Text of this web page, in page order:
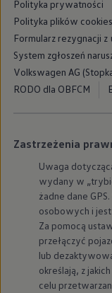
Polityka prywatności
Polityka plików cookies
Formularz rezygnacji
System zgłoszeń
Volkswagen AG
RODO dla OBFCM
Zastrzeżenia
Uwaga
wydany w
żadne dane
osobowych i
Za pomocą
przełączyć
lub
określają, z
celu